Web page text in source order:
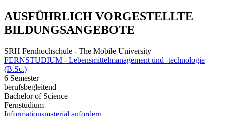
AUSFÜHRLICH VORGESTELLTE
BILDUNGSANGEBOTE
SRH Fernhochschule - The Mobile University
FERNSTUDIUM - Lebensmittelmanagement und -technologie
(B.Sc.)
6 Semester
berufsbegleitend
Bachelor of Science
Fernstudium
Informationsmaterial anfordern